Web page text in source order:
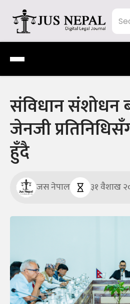
content
Jus Nepal |
Digital Legal Journal
संविधान संशोधन
जेनजी
हुँदै
जस नेपाल ३१ वैशाख